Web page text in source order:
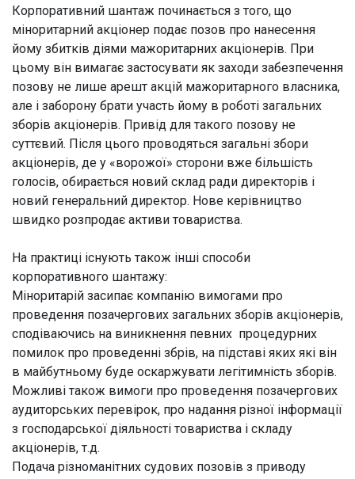
Корпоративний шантаж починається з того, що
міноритарний акціонер подає позов про нанесення
йому збитків діями мажоритарних акціонерів. При
цьому він вимагає застосувати як заходи забезпечення
позову не лише арешт акцій мажоритарного власника,
але і заборону брати участь йому в роботі загальних
зборів акціонерів. Привід для такого позову не
суттєвий. Після цього проводяться загальні збори
акціонерів, де у «ворожої» сторони вже більшість
голосів, обирається новий склад ради директорів і
новий генеральний директор. Нове керівництво
швидко розпродає активи товариства.
На практиці існують також інші способи
корпоративного шантажу:
Міноритарій засипає компанію вимогами про
проведення позачергових загальних зборів акціонерів,
сподіваючись на виникнення певних процедурних
помилок про проведенні збрів, на підставі яких які він
в майбутньому буде оскаржувати легітимність зборів.
Можливі також вимоги про проведення позачергових
аудиторських перевірок, про надання різної інформації
з господарської діяльності товариства і складу
акціонерів, т.д.
Подача різноманітних судових позовів з приводу